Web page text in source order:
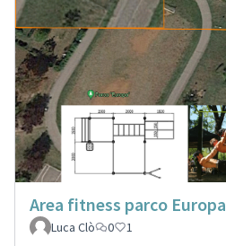
Area fitness parco Europa
Luca Clò
0 1